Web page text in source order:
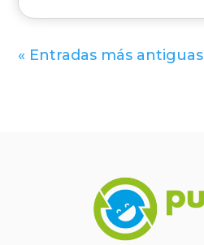
« Entradas más antiguas